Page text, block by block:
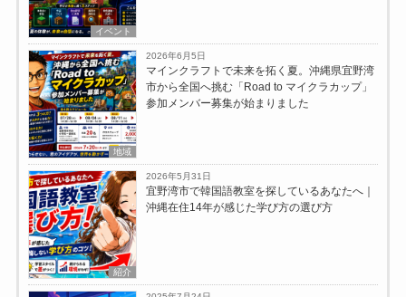
イベント
地域
2026年6月5日
マインクラフトで未来を拓く夏。沖縄県宜野湾
市から全国へ挑む「Road to マイクラカップ」
参加メンバー募集が始まりました
紹介
2026年5月31日
宜野湾市で韓国語教室を探しているあなたへ｜
沖縄在住14年が感じた学び方の選び方